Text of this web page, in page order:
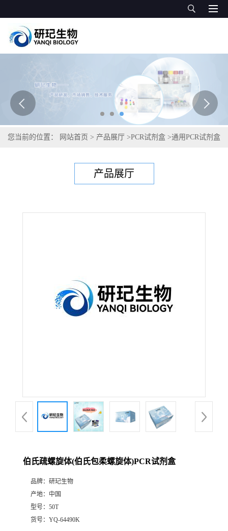
您当前的位置： 网站首页 > 产品展厅 >PCR试剂盒 >通用PCR试剂盒
产品展厅
伯氏疏螺旋体(伯氏包柔螺旋体)PCR试剂盒
品牌： 研玘生物
产地： 中国
型号： 50T
货号： YQ-64490K